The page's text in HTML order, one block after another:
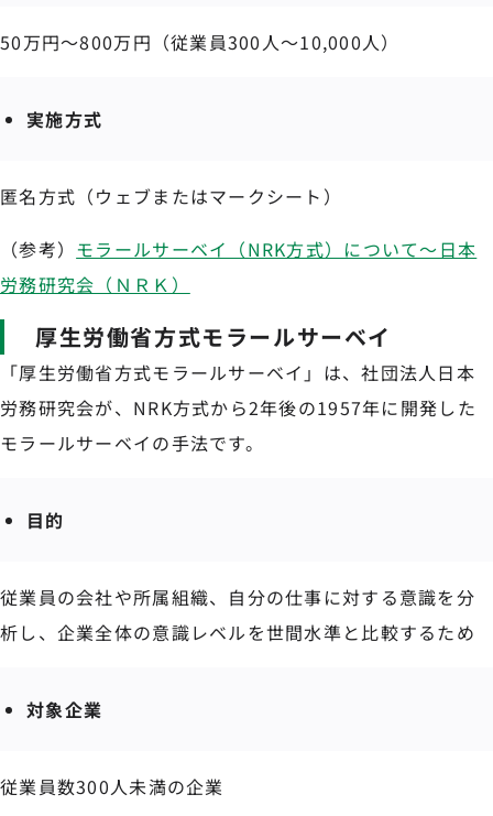
50万円～800万円（従業員300人～10,000人）
実施方式
匿名方式（ウェブまたはマークシート）
（参考） モラールサーベイ（NRK方式）について～日本
労務研究会（ＮＲＫ）
厚生労働省方式モラールサーベイ
「厚生労働省方式モラールサーベイ」は、社団法人日本
労務研究会が、NRK方式から2年後の1957年に開発した
モラールサーベイの手法です。
目的
従業員の会社や所属組織、自分の仕事に対する意識を分
析し、企業全体の意識レベルを世間水準と比較するため
対象企業
従業員数300人未満の企業